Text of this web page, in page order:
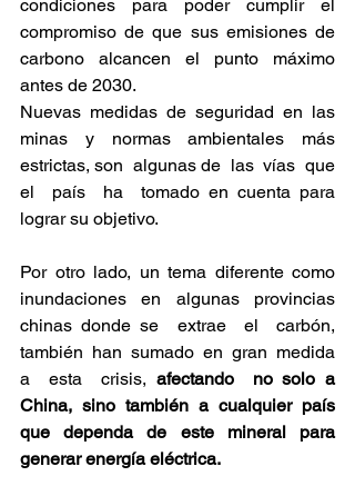
condiciones para poder cumplir el
compromiso de que sus emisiones de
carbono alcancen el punto máximo
antes de 2030.
Nuevas medidas de seguridad en las
minas y normas ambientales más
estrictas, son  algunas de  las  vías  que
el  país  ha  tomado en cuenta para
lograr su objetivo.
Por otro lado, un tema diferente como
inundaciones en algunas provincias
chinas donde se  extrae  el  carbón,
también  han  sumado  en  gran  medida
a  esta  crisis, afectando  no solo a
China, sino también a cualquier país
que dependa de este mineral para
generar energía eléctrica.